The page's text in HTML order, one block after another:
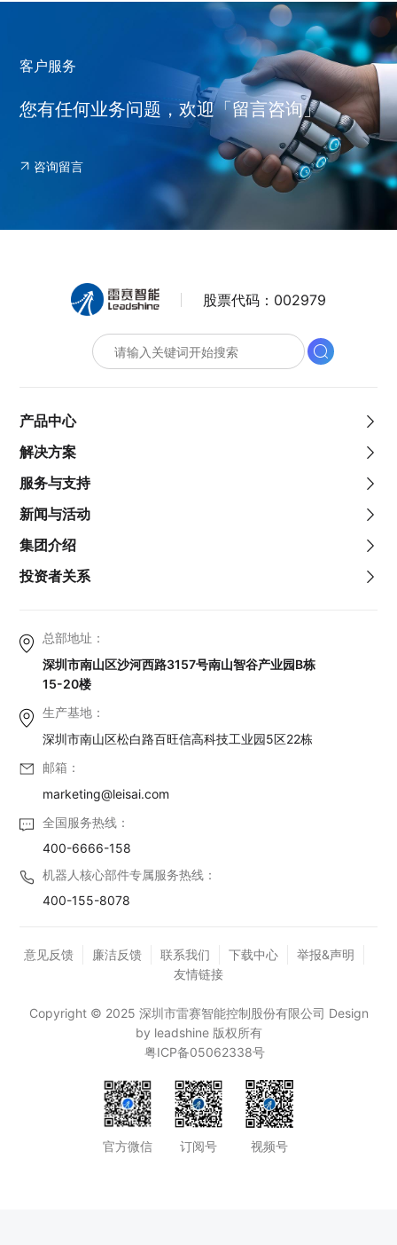
客户服务
您有任何业务问题，欢迎「留言咨询」
咨询留言
股票代码： 002979
总部地址：
深圳市南山区沙河西路3157号南山智谷产业园B栋
15-20楼
生产基地：
深圳市南山区松白路百旺信高科技工业园5区22栋
邮箱：
marketing@leisai.com
全国服务热线：
400-6666-158
机器人核心部件专属服务热线：
400-155-8078
产品中心
解决方案
服务与支持
新闻与活动
集团介绍
投资者关系
意见反馈 廉洁反馈 联系我们 下载中心
举报&声明
友情链接
Copyright © 2025 深圳市雷赛智能控制股份有限公司 Design
by leadshine 版权所有
粤ICP备05062338号
官方微信 订阅号 视频号